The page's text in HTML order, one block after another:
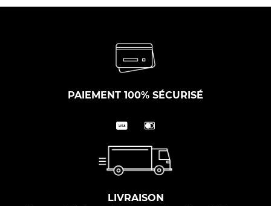
PAIEMENT 100% SÉCURISÉ
LIVRAISON